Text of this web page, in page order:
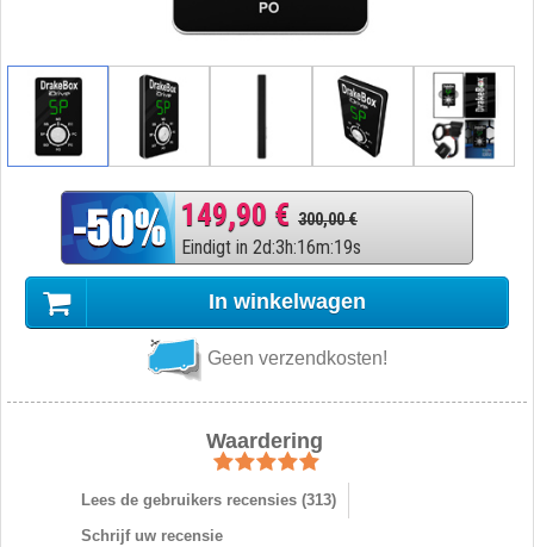
149,90 € 300,00 €
Eindigt in 2d:3h:16m:18s
In winkelwagen
Geen verzendkosten!
Waardering
Lees de gebruikers recensies (313)
Schrijf uw recensie